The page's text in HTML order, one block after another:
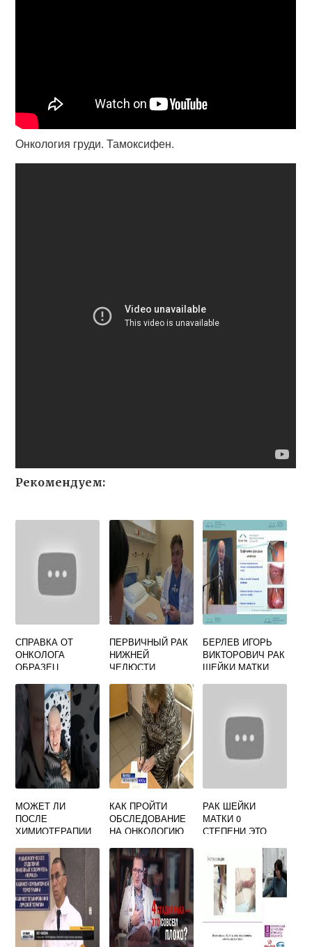
Онкология груди. Тамоксифен.
Рекомендуем:
СПРАВКА ОТ
ОНКОЛОГА
ОБРАЗЕЦ
ПЕРВИЧНЫЙ РАК
НИЖНЕЙ
ЧЕЛЮСТИ
ДИАГНОСТИКА
ЛЕЧЕНИЕ
БЕРЛЕВ ИГОРЬ
ВИКТОРОВИЧ РАК
ШЕЙКИ МАТКИ
МОЖЕТ ЛИ
ПОСЛЕ
ХИМИОТЕРАПИИ
ТЕМПЕРАТУРА
КАК ПРОЙТИ
ОБСЛЕДОВАНИЕ
НА ОНКОЛОГИЮ
РАК ШЕЙКИ
МАТКИ 0
СТЕПЕНИ ЭТО